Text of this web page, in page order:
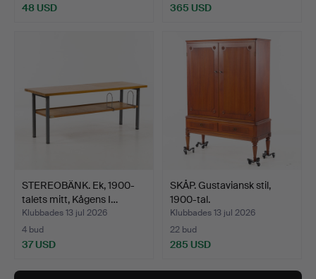
48 USD 365 USD
STEREOBÄNK. Ek, 1900-
talets mitt, Kågens I…
Klubbades 13 jul 2026
4 bud
37 USD
SKÅP. Gustaviansk stil,
1900-tal.
Klubbades 13 jul 2026
22 bud
285 USD